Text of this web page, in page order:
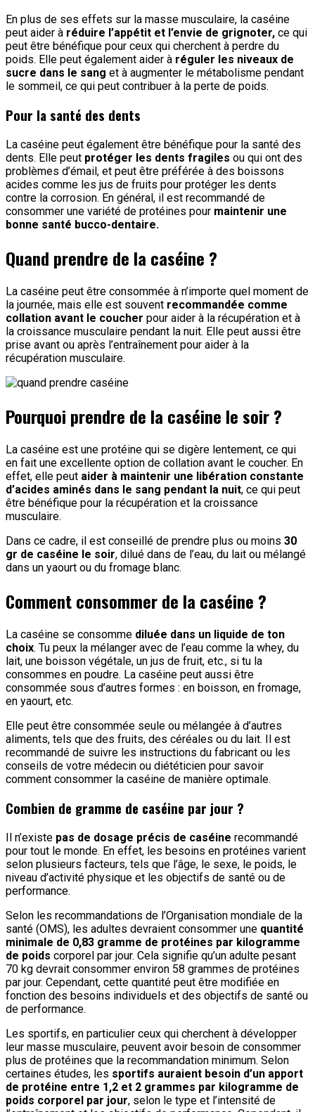
En plus de ses effets sur la masse musculaire, la caséine
peut aider à réduire l’appétit et l’envie de grignoter, ce qui
peut être bénéfique pour ceux qui cherchent à perdre du
poids. Elle peut également aider à réguler les niveaux de
sucre dans le sang et à augmenter le métabolisme pendant
le sommeil, ce qui peut contribuer à la perte de poids.
Pour la santé des dents
La caséine peut également être bénéfique pour la santé des
dents. Elle peut protéger les dents fragiles ou qui ont des
problèmes d’émail, et peut être préférée à des boissons
acides comme les jus de fruits pour protéger les dents
contre la corrosion. En général, il est recommandé de
consommer une variété de protéines pour maintenir une
bonne santé bucco-dentaire.
Quand prendre de la caséine ?
La caséine peut être consommée à n’importe quel moment de
la journée, mais elle est souvent recommandée comme
collation avant le coucher pour aider à la récupération et à
la croissance musculaire pendant la nuit. Elle peut aussi être
prise avant ou après l’entraînement pour aider à la
récupération musculaire.
Pourquoi prendre de la caséine le soir ?
La caséine est une protéine qui se digère lentement, ce qui
en fait une excellente option de collation avant le coucher. En
effet, elle peut aider à maintenir une libération constante
d’acides aminés dans le sang pendant la nuit, ce qui peut
être bénéfique pour la récupération et la croissance
musculaire.
Dans ce cadre, il est conseillé de prendre plus ou moins 30
gr de caséine le soir, dilué dans de l’eau, du lait ou mélangé
dans un yaourt ou du fromage blanc.
Comment consommer de la caséine ?
La caséine se consomme diluée dans un liquide de ton
choix. Tu peux la mélanger avec de l’eau comme la whey, du
lait, une boisson végétale, un jus de fruit, etc., si tu la
consommes en poudre. La caséine peut aussi être
consommée sous d’autres formes : en boisson, en fromage,
en yaourt, etc.
Elle peut être consommée seule ou mélangée à d’autres
aliments, tels que des fruits, des céréales ou du lait. Il est
recommandé de suivre les instructions du fabricant ou les
conseils de votre médecin ou diététicien pour savoir
comment consommer la caséine de manière optimale.
Combien de gramme de caséine par jour ?
Il n’existe pas de dosage précis de caséine recommandé
pour tout le monde. En effet, les besoins en protéines varient
selon plusieurs facteurs, tels que l’âge, le sexe, le poids, le
niveau d’activité physique et les objectifs de santé ou de
performance.
Selon les recommandations de l’Organisation mondiale de la
santé (OMS), les adultes devraient consommer une quantité
minimale de 0,83 gramme de protéines par kilogramme
de poids corporel par jour. Cela signifie qu’un adulte pesant
70 kg devrait consommer environ 58 grammes de protéines
par jour. Cependant, cette quantité peut être modifiée en
fonction des besoins individuels et des objectifs de santé ou
de performance.
Les sportifs, en particulier ceux qui cherchent à développer
leur masse musculaire, peuvent avoir besoin de consommer
plus de protéines que la recommandation minimum. Selon
certaines études, les sportifs auraient besoin d’un apport
de protéine entre 1,2 et 2 grammes par kilogramme de
poids corporel par jour, selon le type et l’intensité de